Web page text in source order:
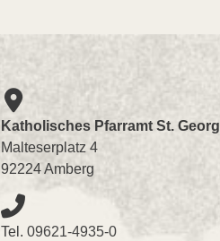
Katholisches Pfarramt St. Georg
Malteserplatz 4
92224 Amberg
Tel. 09621-4935-0